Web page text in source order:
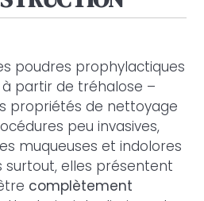
poudres prophylactiques
partir de tréhalose –
propriétés de nettoyage
peu invasives,
muqueuses et indolores
surtout, elles présentent
complètement